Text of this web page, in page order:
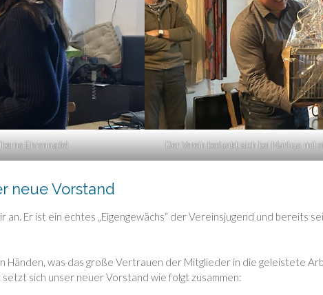
Ehrennadel Der Verein bedankt sich bei Markus mit
neue Vorstand
Er ist ein echtes „Eigengewächs“ der Vereinsjugend und bereits
was das große Vertrauen der Mitglieder in die geleistete
sich unser neuer Vorstand wie folgt zusammen: